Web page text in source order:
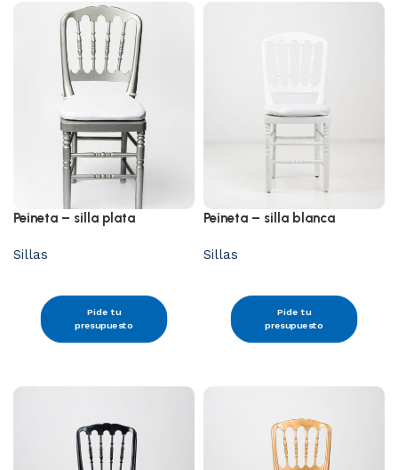
Peineta – silla plata
Sillas
Pide tu
presupuesto
Peineta – silla blanca
Sillas
Pide tu
presupuesto